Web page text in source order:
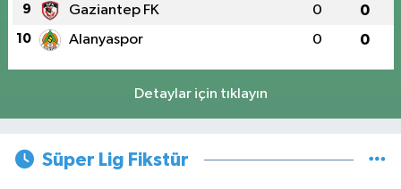
9 Gaziantep FK 0 0
10 Alanyaspor 0 0
Detaylar için tıklayın
Süper Lig Fikstür